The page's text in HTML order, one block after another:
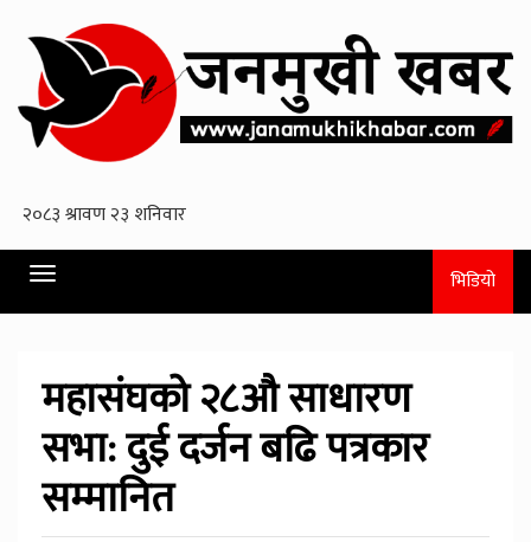
Toggle
navigation
भिडियो
महासंघको २८औ साधारण
सभा: दुई दर्जन बढि पत्रकार
सम्मानित